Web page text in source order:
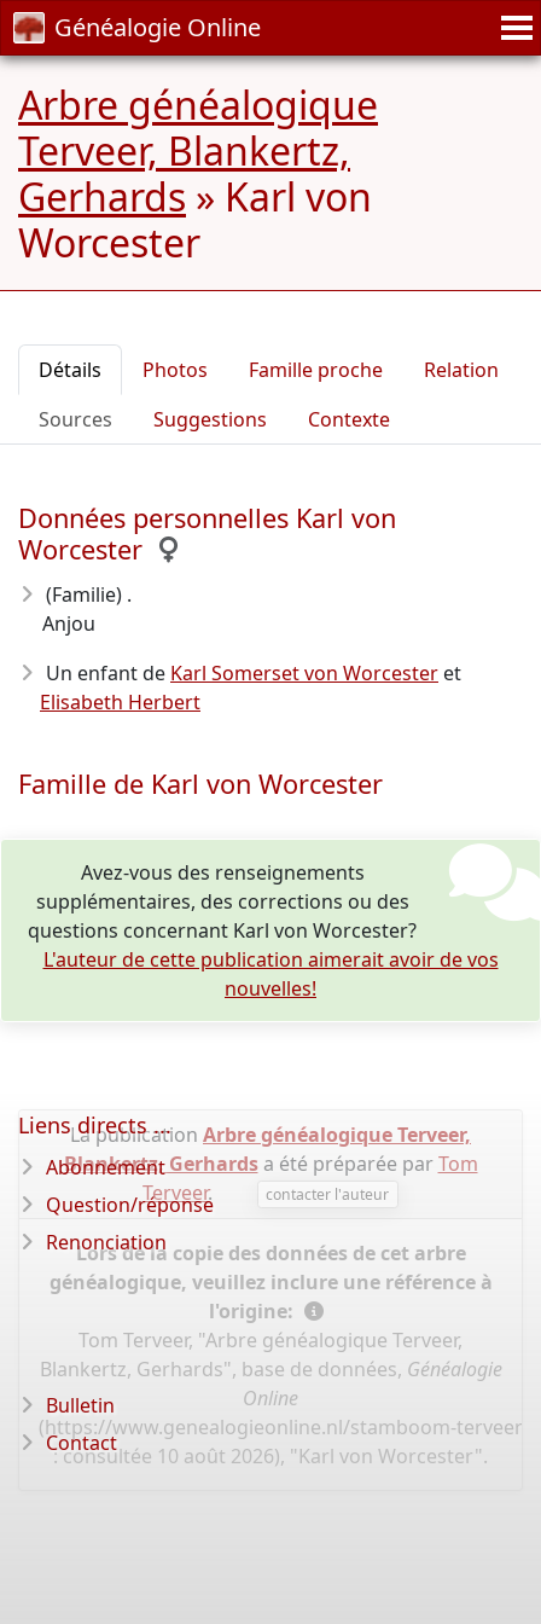
Généalogie Online
Arbre généalogique
Terveer, Blankertz,
Gerhards » Karl von
Worcester
Détails Photos Famille proche
Relation
Sources
Suggestions Contexte
Données personnelles Karl von
Worcester
(Familie) .
Anjou
Un enfant de Karl Somerset von Worcester et
Elisabeth Herbert
Famille de Karl von Worcester
Avez-vous des renseignements
supplémentaires, des corrections ou des
questions concernant Karl von Worcester?
L'auteur de cette publication aimerait avoir de vos
nouvelles!
La publication Arbre généalogique Terveer,
Blankertz, Gerhardsa été préparée parTom
Terveer. contacter l'auteur
Lors de la copie des données de cet arbre
généalogique, veuillez inclure une référence à
l'origine:
Tom Terveer, "Arbre généalogique Terveer,
Blankertz, Gerhards", base de données, Généalogie
Online
(https://www.genealogieonline.nl/stamboom-terveer-
: consultée 10 août 2026), "Karl von Worcester".
Liens directs ...
Abonnement
Question/réponse
Renonciation
Bulletin
Contact